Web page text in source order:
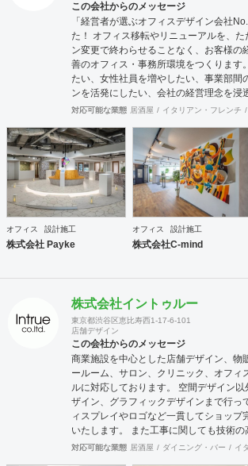
この会社からのメッセージ
「経営者が選ぶオフィスデザイン会社
た！ オフィス移転やリニューアルを、た
ン変更で終わらせることなく、お客様の
善のオフィス・事務所環境をつくります
たい、女性社員を増やしたい、事業部間
ンを活発にしたい、会社の経営理念を浸
の規模やフェーズによって様々な課題を
今後どのような事業戦略を描き、どのよ
きたいのか。それらを共有することがオ
タートとなります。 また、オフィスはス
の大半を過ごす場所です。機能的かつ快
は精神的な安心やモチベーション・作業
ていくでしょう。このように、経営面の
案させていただきます。
対応可能な業態 居酒屋 イタリアン・フレンチ
オフィス 設計施工
株式会社 Payke
オフィス 設計施工
株式会社C-mind
株式会社イントゥルー
東京都渋谷区恵比寿西1-17-6-101
店舗デザイン
この会社からのメッセージ
商業施設を中心とした店舗デザイン、物
ールーム、サロン、クリニック、オフィ
ルに対応しております。 空間デザイン
ザイン、グラフィックデザインまで行っ
ィスプレイやロゴなど一貫してショップ
いたします。 また工事に関しても技術
が全国にいるため首都圏はもとより地方
対応可能な業態 居酒屋 ダイニング・バー イ